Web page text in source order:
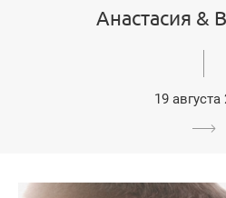
Анастасия &
19 августа